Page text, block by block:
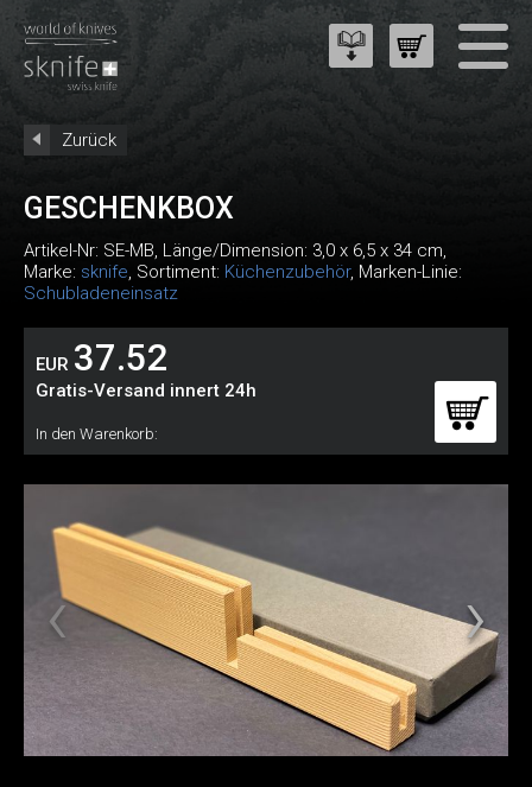
Zurück
GESCHENKBOX
Artikel-Nr: SE-MB, Länge/Dimension: 3,0 x 6,5 x 34 cm,
Marke: sknife, Sortiment: Küchenzubehör, Marken-Linie:
Schubladeneinsatz
EUR 37.52
Gratis-Versand innert 24h
In den Warenkorb: